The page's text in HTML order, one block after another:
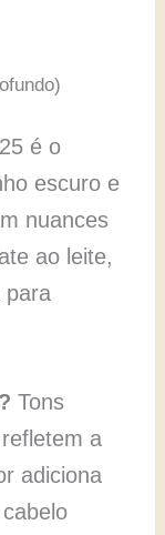
é o
escuro e
nuances
ao leite,
para
Tons
a
adiciona